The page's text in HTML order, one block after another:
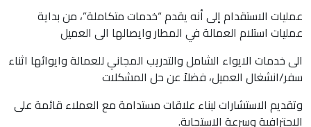
عمليات الاستقدام إلى أنه يقدم “خدمات متكاملة”، من بداية
عمليات استلام العمالة في المطار وايصالها الى العميل
الى خدمات الايواء الشامل والتدريب المجاني للعمالة وايوائها اثناء
سفر/انشغال العميل، فضلاً عن حل المشكلات
وتقديم الاستشارات لبناء علاقات مستدامة مع العملاء قائمة على
الاحترافية وسرعة الاستجابة.